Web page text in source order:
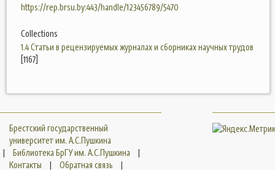
https://rep.brsu.by:443/handle/123456789/5470
Collections
1.4 Статьи в рецензируемых журналах и сборниках научных трудов
[1167]
Брестский государственный
университет им. А.С.Пушкина
|
Библиотека БрГУ им. А.С.Пушкина
|
Контакты
| Обратная связь |